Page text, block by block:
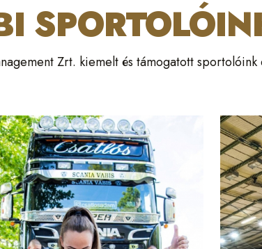
Zrt. kiemelt és támogatott sportolóink